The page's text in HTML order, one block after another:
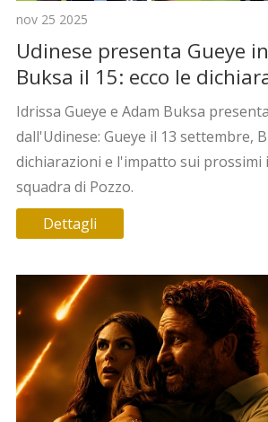
nov 25 2025
Udinese presenta Gueye
Buksa il 15: ecco le
nuovi acquisti
Idrissa Gueye e Adam Buksa
dall'Udinese: Gueye il 13 settembre,
dichiarazioni e l'impatto sui prossimi
squadra di Pozzo.
Dettagli